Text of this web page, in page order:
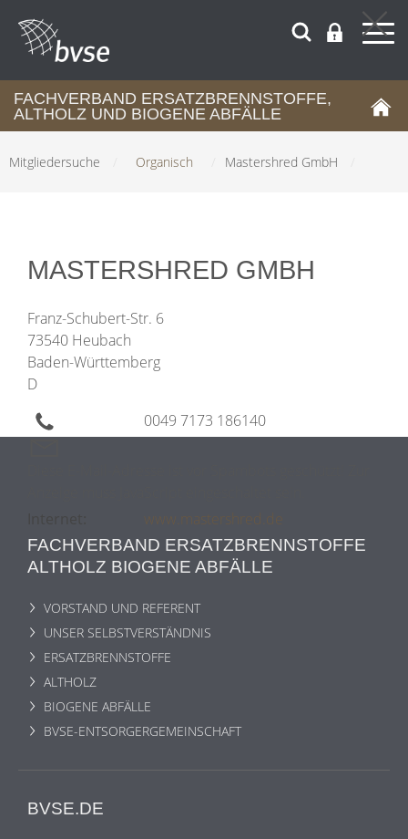
FACHVERBAND ERSATZBRENNSTOFFE,
ALTHOLZ UND BIOGENE ABFÄLLE
Mitgliedersuche Organisch Mastershred GmbH
MASTERSHRED GMBH
Franz-Schubert-Str. 6
73540 Heubach
Baden-Württemberg
D
0049 7173 186140
www.mastershred.de
FACHVERBAND ERSATZBRENNSTOFFE
ALTHOLZ BIOGENE ABFÄLLE
VORSTAND UND REFERENT
UNSER SELBSTVERSTÄNDNIS
ERSATZBRENNSTOFFE
ALTHOLZ
BIOGENE ABFÄLLE
BVSE-ENTSORGERGEMEINSCHAFT
BVSE.DE